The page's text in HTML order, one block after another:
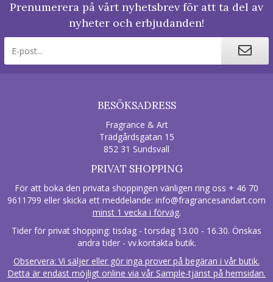
Prenumerera på vårt nyhetsbrev för att ta del av
nyheter och erbjudanden!
BESÖKSADRESS
Fragrance & Art
Trädgårdsgatan 15
852 31 Sundsvall
PRIVAT SHOPPING
För att boka den privata shoppingen vänligen ring oss + 46 70
9611799 eller skicka ett meddelande: info@fragrancesandart.com
minst 1 vecka i förväg.
Tider för privat shopping: tisdag - torsdag 13.00 - 16.30. Önskas
andra tider - vv.kontakta butik.
Observera: Vi säljer eller gör inga prover på begäran i vår butik.
Detta är endast möjligt online via vår Sample-tjänst på hemsidan.